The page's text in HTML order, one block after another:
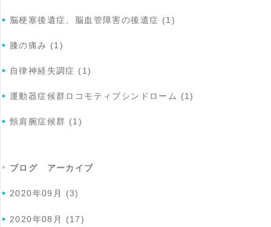
脳梗塞後遺症、脳血管障害の後遺症 (1)
膝の痛み (1)
自律神経失調症 (1)
運動器症候群ロコモティブシンドローム (1)
頸肩腕症候群 (1)
ブログ アーカイブ
2020年09月 (3)
2020年08月 (17)